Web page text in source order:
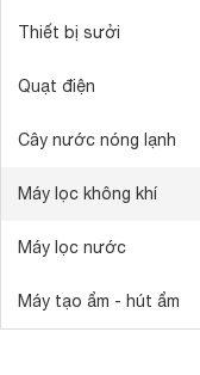
Thiết bị sưởi
Quạt điện
Cây nước nóng lạnh
Máy lọc không khí
Máy lọc nước
Máy tạo ẩm - hút ẩm